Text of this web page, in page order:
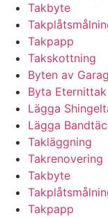
Takbyte
Takpapp
Takskottning
Byten av
Byta Eternittak
Lägga
Lägga
Takläggning
Takrenovering
Takbyte
Takpapp